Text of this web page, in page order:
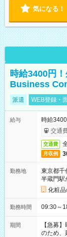
気になる！
時給3400円
Business
派遣 WEB登録・
給与
時給
交通
交通費
月収例
勤務地
東京都千
半蔵門駅
化粧
勤務時間 09:30～
期間
【急募
のため